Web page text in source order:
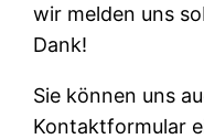
wir melden uns
Dank!
Sie können uns
Kontaktformular